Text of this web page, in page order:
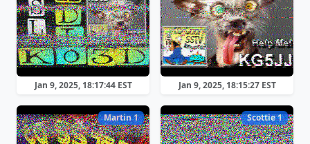
Jan 9, 2025, 18:17:44 EST Jan 9, 2025, 18:15:27 EST
Martin 1 Scottie 1